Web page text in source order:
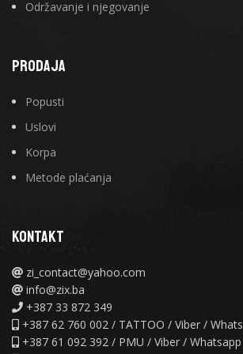
Održavanje i njegovanje
PRODAJA
Popusti
Uslovi
Korpa
Metode plaćanja
KONTAKT
zi_contact@yahoo.com
info@zix.ba
+387 33 872 349
+387 62 760 002 / TATTOO / Viber /
+387 61 092 392 / PMU / Viber / Whatsapp